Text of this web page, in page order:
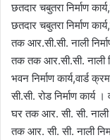
छतदार चबुतरा निर्माण
छतदार चबुतरा निर्माण
तक आर.सी.सी. नाली
तक तक आर.सी.सी. नाली
भवन निर्माण कार्य,वार्ड
सी.सी. रोड निर्माण कार्य
घर तक आर. सी. सी. नाली
तक आर. सी. सी. नाली